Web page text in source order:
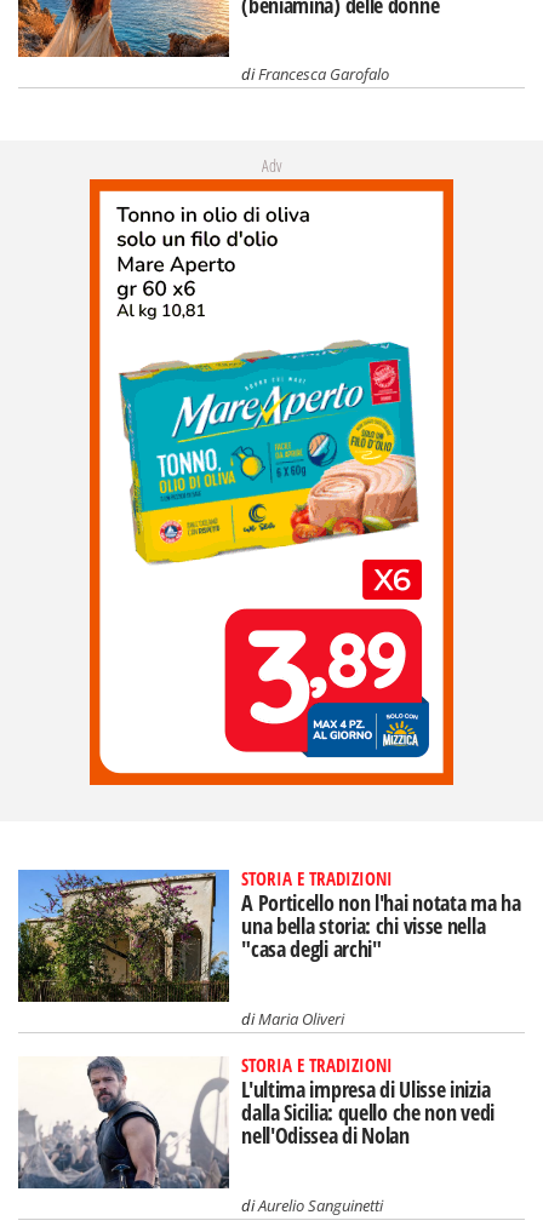
diFrancesca Garofalo
Adv
STORIA E TRADIZIONI
A Porticello non l'hai notata ma ha
una bella storia: chi visse nella
"casa degli archi"
diMaria Oliveri
STORIA E TRADIZIONI
L'ultima impresa di Ulisse inizia
dalla Sicilia: quello che non vedi
nell'Odissea di Nolan
diAurelio Sanguinetti